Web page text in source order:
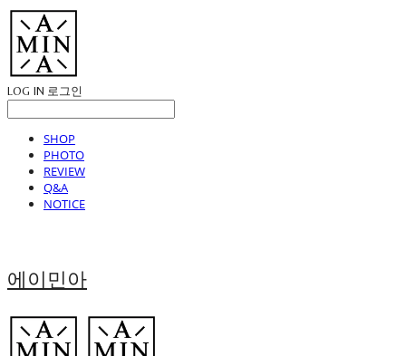
LOG IN 로그인
SHOP
PHOTO
REVIEW
Q&A
NOTICE
에이민아